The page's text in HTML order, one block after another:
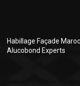
Habillage Façade
Alucobond Experts